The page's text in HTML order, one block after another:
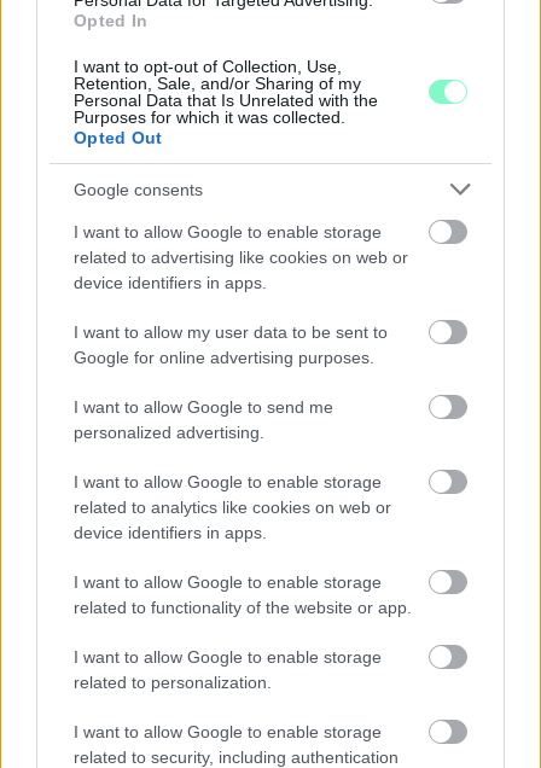
Opted In
I want to opt-out of Collection, Use,
Retention, Sale, and/or Sharing of my
Personal Data that Is Unrelated with the
Purposes for which it was collected.
Opted Out
Google consents
I want to allow Google to enable storage
related to advertising like cookies on web or
device identifiers in apps.
I want to allow my user data to be sent to
Google for online advertising purposes.
I want to allow Google to send me
personalized advertising.
I want to allow Google to enable storage
related to analytics like cookies on web or
device identifiers in apps.
I want to allow Google to enable storage
related to functionality of the website or app.
I want to allow Google to enable storage
related to personalization.
I want to allow Google to enable storage
related to security, including authentication
ÖRÖMHÍR: TÍZ ÉVE NEM VOLT ILYEN
ALACSONY AZ INFLÁCIÓ MAGYARORSZÁGON
éves összevetésben a fogyasztói árak, miközben az
élelmiszerek ára már csökkent.